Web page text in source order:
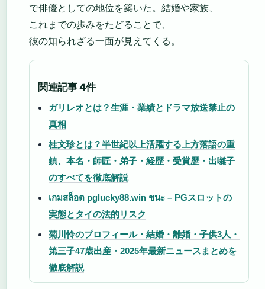
で俳優としての地位を築いた。結婚や家族、
これまでの歩みをたどることで、
彼の知られざる一面が見えてくる。
関連記事 4件
ガリレオとは？生涯・業績とドラマ放送禁止の
真相
桂文珍とは？半世紀以上活躍する上方落語の重
鎮、本名・師匠・弟子・経歴・受賞歴・出囃子
のすべてを徹底解説
เกมสล็อต pglucky88.win ชนะ – PGスロットの
実態とタイの法的リスク
菊川怜のプロフィール・結婚・離婚・子供3人・
第三子47歳出産・2025年最新ニュースまとめを
徹底解説